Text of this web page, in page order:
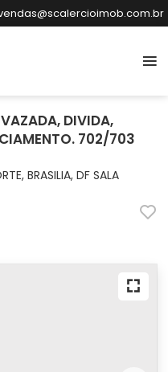
DIVIDA,
702/703
BRASILIA, DF SALA